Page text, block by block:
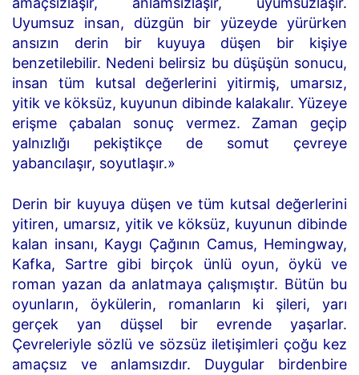
Uyumsuz insan, düzgün bir yüzeyde yürürken
ansızın derin bir kuyuya düşen bir kişiye
benzetilebilir. Nedeni belirsiz bu düşüşün sonucu,
insan tüm kutsal değerlerini yitirmiş, umarsız,
yitik ve köksüz, kuyunun dibinde kalakalır. Yüzeye
erişme çabalan sonuç vermez. Zaman geçip
yalnızlığı pekiştikçe de somut çevreye
yabancılaşır, soyutlaşır.»
Derin bir kuyuya düşen ve tüm kutsal değerlerini
yitiren, umarsız, yitik ve köksüz, kuyunun dibinde
kalan insanı, Kaygı Çağının Camus, Hemingway,
Kafka, Sartre gibi birçok ünlü oyun, öykü ve
roman yazan da anlatmaya çalışmıştır. Bütün bu
oyunların, öykülerin, romanların ki şileri, yarı
gerçek yan düşsel bir evrende yaşarlar.
Çevreleriyle sözlü ve sözsüz iletişimleri çoğu kez
amaçsız ve anlamsızdır. Duygular birdenbire